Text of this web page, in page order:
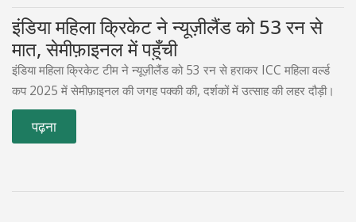
इंडिया महिला क्रिकेट ने न्यूज़ीलैंड को 53 रन से
मात, सेमीफ़ाइनल में पहुँची
इंडिया महिला क्रिकेट टीम ने न्यूज़ीलैंड को 53 रन से हराकर ICC महिला वर्ल्ड
कप 2025 में सेमीफ़ाइनल की जगह पक्की की, दर्शकों में उत्साह की लहर दौड़ी।
पढ़ना